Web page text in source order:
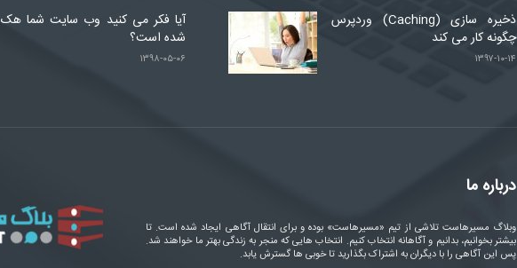
آیا فکر می کنید وب سایت شما هک
شده است؟
۱۳۹۸-۰۵-۰۶
ذخیره سازی (Caching) وردپرس
چگونه کار می کند
۱۳۹۷-۱۰-۱۴
درباره ما
وبلاگ مسیرهاست تلاشی از تیم «مسیرهاست» بوده و برای انتقال آگاهی ایجاد شده است. تا
بیشتر بخوانیم، بدانیم و آگاهانه انتخاب کنیم. انتخاب هایی که منجر به زندگی بهتر ما خواهند شد.
پس این آگاهی را با دیگران به اشتراک بگذارید تا خوبی ها گسترش یابد.